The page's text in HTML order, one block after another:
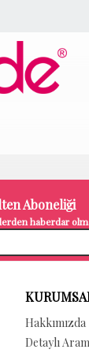
Aboneliği
haberdar
Hakkımızda
Detaylı